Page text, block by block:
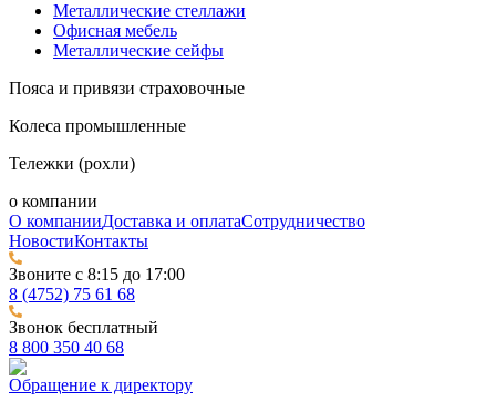
Металлические стеллажи
Офисная мебель
Металлические сейфы
Пояса и привязи страховочные
Колеса промышленные
Тележки (рохли)
о компании
О компанииДоставка и оплатаСотрудничество
НовостиКонтакты
Звоните с 8:15 до 17:00
8 (4752) 75 61 68
Звонок бесплатный
8 800 350 40 68
Обращение к директору